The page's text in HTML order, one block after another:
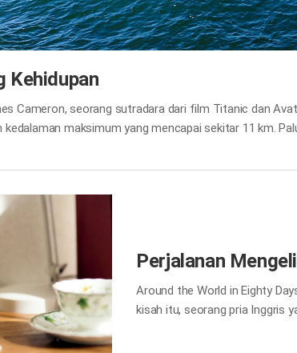
Kehidupan
Cameron, seorang sutradara dari film Titanic dan
maksimum yang mencapai sekitar 11 km.
sulit bagi manusia untuk menjelajahi kedalaman
Perjalanan
Around the World in Eighty
kisah itu, seorang pria Inggris